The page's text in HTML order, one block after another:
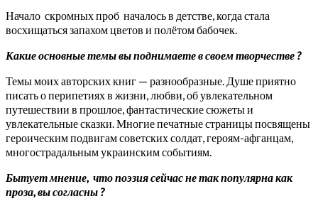
Начало скромных проб началось в детстве, когда стала
восхищаться запахом цветов и полётом бабочек.
Какие основные темы вы поднимаете в своем творчестве ?
Темы моих авторских книг — разнообразные. Душе приятно
писать о перипетиях в жизни, любви, об увлекательном
путешествии в прошлое, фантастические сюжеты и
увлекательные сказки. Многие печатные страницы посвящены
героическим подвигам советских солдат, героям-афганцам,
многострадальным украинским событиям.
Бытует мнение, что поэзия сейчас не так популярна как
проза, вы согласны ?